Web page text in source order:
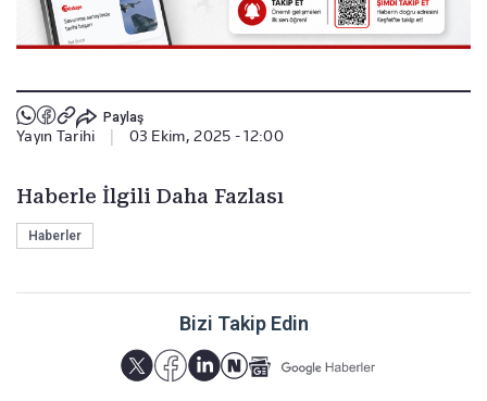
Paylaş
Yayın Tarihi 03 Ekim, 2025 - 12:00
Haberle İlgili Daha Fazlası
Haberler
Bizi Takip Edin